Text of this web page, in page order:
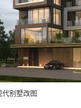
代别墅改图